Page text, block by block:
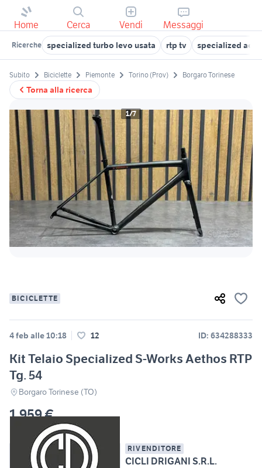
Home Cerca Vendi Messaggi
Ricerche specialized turbo levo usata rtp tv specialized
Torna alla ricerca
Subito Biciclette Piemonte Torino (Prov) Borgaro Torinese
1/7
BICICLETTE
4 feb alle 10:18 12 ID: 634288333
Kit Telaio Specialized S-Works Aethos RTP
Tg. 54
Borgaro Torinese (TO)
1.959 €
RIVENDITORE
CICLI DRIGANI S.R.L.